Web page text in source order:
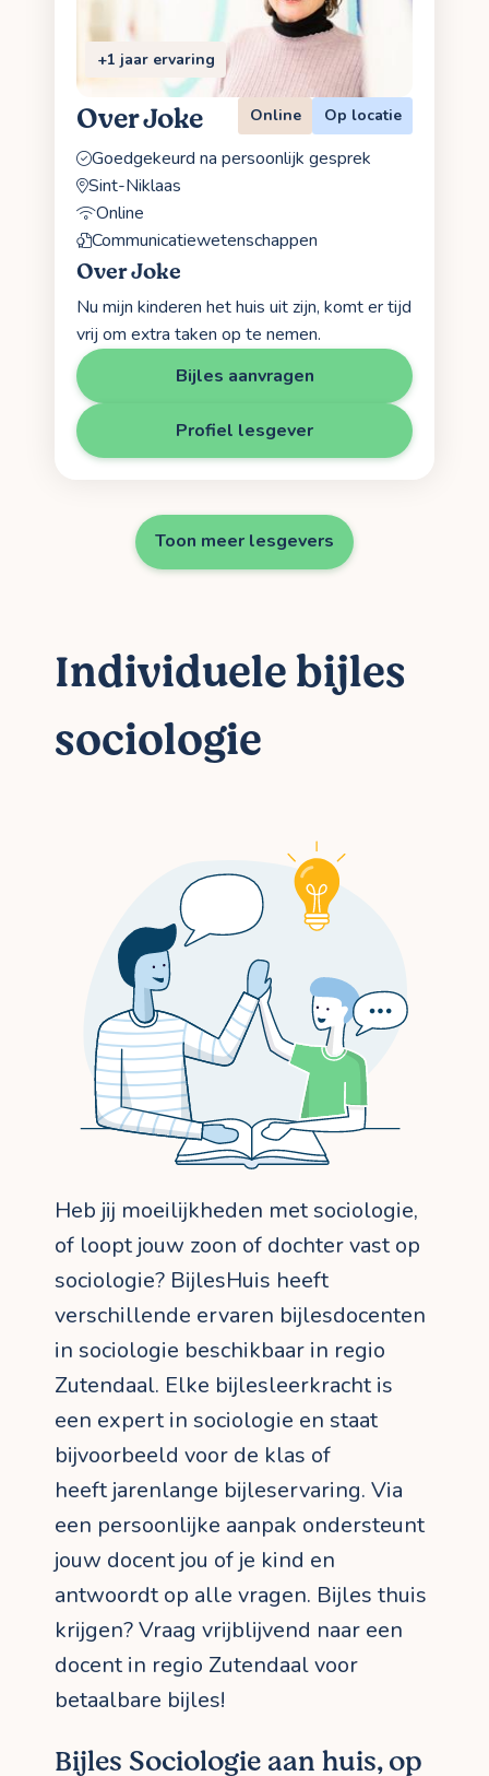
+1 jaar ervaring
Over Joke Online Op locatie
Goedgekeurd na persoonlijk gesprek
Sint-Niklaas
Online
Communicatiewetenschappen
Over Joke
Nu mijn kinderen het huis uit zijn, komt er tijd
vrij om extra taken op te nemen.
Bijles aanvragen
Profiel lesgever
Toon meer lesgevers
Individuele bijles
sociologie
Heb jij moeilijkheden met sociologie,
of loopt jouw zoon of dochter vast op
sociologie? BijlesHuis heeft
verschillende ervaren bijlesdocenten
in sociologie beschikbaar in regio
Zutendaal. Elke bijlesleerkracht is
een expert in sociologie en staat
bijvoorbeeld voor de klas of
heeft jarenlange bijleservaring. Via
een persoonlijke aanpak ondersteunt
jouw docent jou of je kind en
antwoordt op alle vragen. Bijles thuis
krijgen? Vraag vrijblijvend naar een
docent in regio Zutendaal voor
betaalbare bijles!
Bijles Sociologie aan huis, op